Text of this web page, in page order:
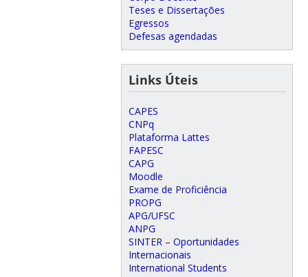
Teses e Dissertações
Egressos
Defesas agendadas
Links Úteis
CAPES
CNPq
Plataforma Lattes
FAPESC
CAPG
Moodle
Exame de Proficiência
PROPG
APG/UFSC
ANPG
SINTER – Oportunidades
Internacionais
International Students